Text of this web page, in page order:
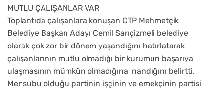
MUTLU ÇALIŞANLAR VAR
Toplantıda çalışanlara konuşan CTP Mehmetçik
Belediye Başkan Adayı Cemil Sarıçizmeli belediye
olarak çok zor bir dönem yaşandığını hatırlatarak
çalışanlarının mutlu olmadığı bir kurumun başarıya
ulaşmasının mümkün olmadığına inandığını belirtti.
Mensubu olduğu partinin işçinin ve emekçinin partisi